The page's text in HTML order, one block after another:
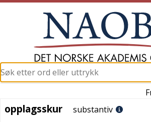
opplagsskur
opplagsskur substantiv